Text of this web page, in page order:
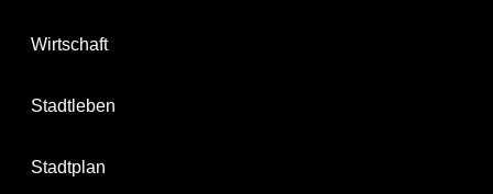
Wirtschaft
Stadtleben
Stadtplan